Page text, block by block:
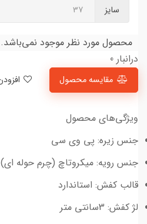
سایز
محصول مورد نظر موجود نمی‌باشد.
درانبار 0
مقایسه محصول
ویژگی‌های محصول
جنس زیره: پی وی سی
جنس رویه: میکروتاچ (چرم حوله ای)
قالب کفش: استاندارد
لژ کفش: 3سانتی متر